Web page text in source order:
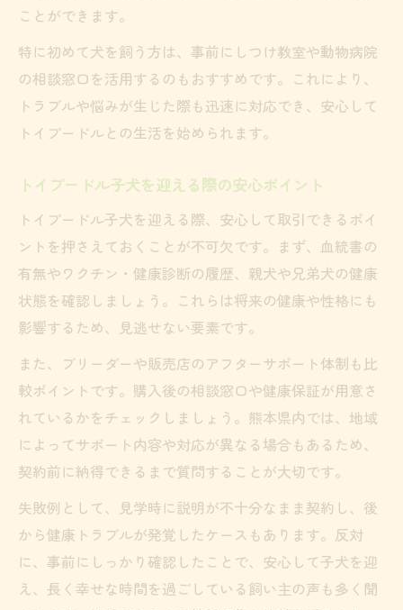
ことができます。
特に初めて犬を飼う方は、事前にしつけ教室や動物病院
の相談窓口を活用するのもおすすめです。これにより、
トラブルや悩みが生じた際も迅速に対応でき、安心して
トイプードルとの生活を始められます。
トイプードル子犬を迎える際の安心ポイント
トイプードル子犬を迎える際、安心して取引できるポイ
ントを押さえておくことが不可欠です。まず、血統書の
有無やワクチン・健康診断の履歴、親犬や兄弟犬の健康
状態を確認しましょう。これらは将来の健康や性格にも
影響するため、見逃せない要素です。
また、ブリーダーや販売店のアフターサポート体制も比
較ポイントです。購入後の相談窓口や健康保証が用意さ
れているかをチェックしましょう。熊本県内では、地域
によってサポート内容や対応が異なる場合もあるため、
契約前に納得できるまで質問することが大切です。
失敗例として、見学時に説明が不十分なまま契約し、後
から健康トラブルが発覚したケースもあります。反対
に、事前にしっかり確認したことで、安心して子犬を迎
え、長く幸せな時間を過ごしている飼い主の声も多く聞